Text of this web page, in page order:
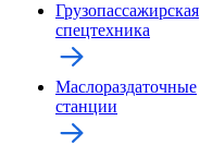
Грузопассажирская
спецтехника
Маслораздаточные
станции